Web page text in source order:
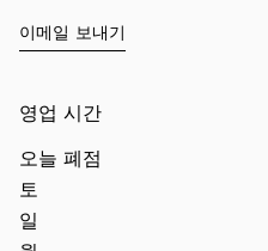
이메일 보내기
영업 시간
오늘 폐점
요일
토
일